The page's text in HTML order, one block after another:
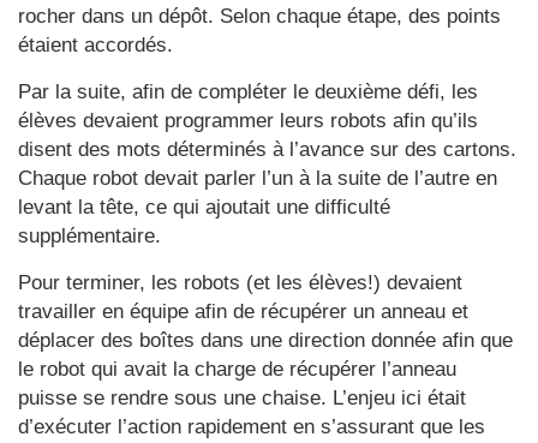
rocher dans un dépôt. Selon chaque étape, des points
étaient accordés.
Par la suite, afin de compléter le deuxième défi, les
élèves devaient programmer leurs robots afin qu’ils
disent des mots déterminés à l’avance sur des cartons.
Chaque robot devait parler l’un à la suite de l’autre en
levant la tête, ce qui ajoutait une difficulté
supplémentaire.
Pour terminer, les robots (et les élèves!) devaient
travailler en équipe afin de récupérer un anneau et
déplacer des boîtes dans une direction donnée afin que
le robot qui avait la charge de récupérer l’anneau
puisse se rendre sous une chaise. L’enjeu ici était
d’exécuter l’action rapidement en s’assurant que les